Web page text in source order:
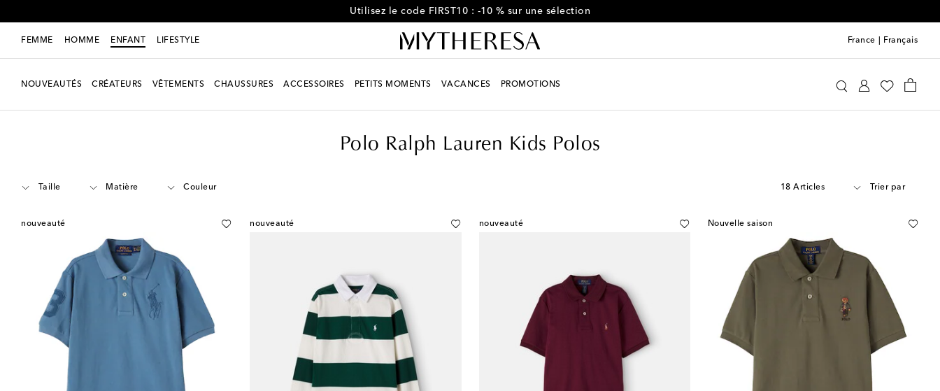
Profitez de -10 % sur votre première commande de plus de €500
FEMME HOMME ENFANT LIFESTYLE France Français
NOUVEAUTÉS CRÉATEURS VÊTEMENTS CHAUSSURES ACCESSOIRES PETITS MOMENTS VACANCES PROMOTIONS
Polo Ralph Lauren Kids Polos
Taille Matière Couleur 18 Articles Trier par
nouveauté nouveauté nouveauté Nouvelle saison